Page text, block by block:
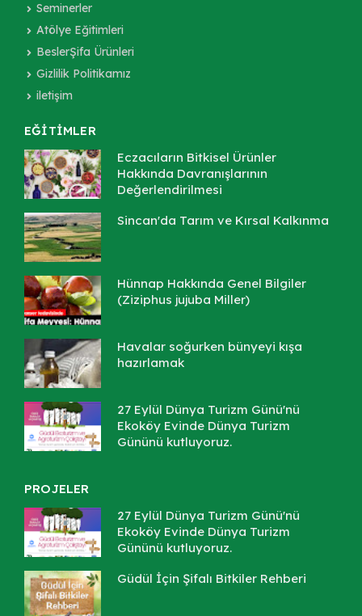
Seminerler
Atölye Eğitimleri
BeslerŞifa Ürünleri
Gizlilik Politikamız
iletişim
EĞİTİMLER
Eczacıların Bitkisel Ürünler
Hakkında Davranışlarının
Değerlendirilmesi
Sincan'da Tarım ve Kırsal Kalkınma
Hünnap Hakkında Genel Bilgiler
(Ziziphus jujuba Miller)
Havalar soğurken bünyeyi kışa
hazırlamak
27 Eylül Dünya Turizm Günü'nü
Ekoköy Evinde Dünya Turizm
Gününü kutluyoruz.
PROJELER
27 Eylül Dünya Turizm Günü'nü
Ekoköy Evinde Dünya Turizm
Gününü kutluyoruz.
Güdül İçin Şifalı Bitkiler Rehberi